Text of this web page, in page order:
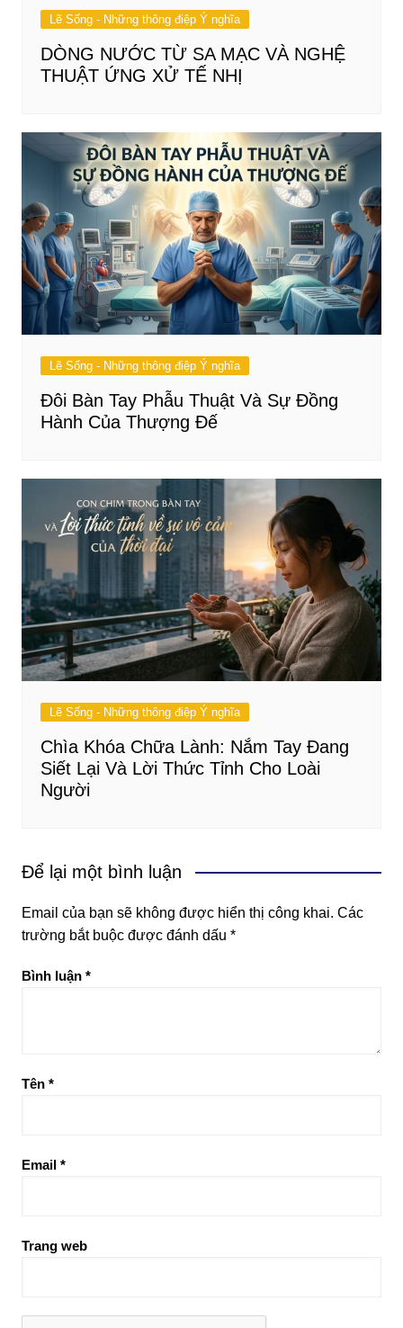
Lẽ Sống - Những thông điệp Ý nghĩa
DÒNG NƯỚC TỪ SA MẠC VÀ NGHỆ
THUẬT ỨNG XỬ TẾ NHỊ
Lẽ Sống - Những thông điệp Ý nghĩa
Đôi Bàn Tay Phẫu Thuật Và Sự Đồng
Hành Của Thượng Đế
Lẽ Sống - Những thông điệp Ý nghĩa
Chìa Khóa Chữa Lành: Nắm Tay Đang
Siết Lại Và Lời Thức Tỉnh Cho Loài
Người
Để lại một bình luận
Email của bạn sẽ không được hiển thị công khai. Các
trường bắt buộc được đánh dấu *
Bình luận *
Tên *
Email *
Trang web